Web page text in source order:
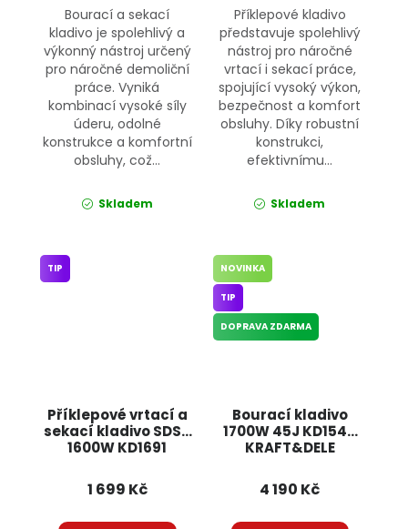
Bourací a sekací
kladivo je spolehlivý a
výkonný nástroj určený
pro náročné demoliční
práce. Vyniká
kombinací vysoké síly
úderu, odolné
konstrukce a komfortní
obsluhy, což...
Skladem
Příklepové kladivo
představuje spolehlivý
nástroj pro náročné
vrtací i sekací práce,
spojující vysoký výkon,
bezpečnost a komfort
obsluhy. Díky robustní
konstrukci,
efektivnímu...
Skladem
Příklepové vrtací a
sekací kladivo SDS+
1600W KD1691
TIP
1 699 Kč
Bourací kladivo
1700W 45J KD1549
KRAFT&DELE
NOVINKA
TIP
DOPRAVA ZDARMA
4 190 Kč